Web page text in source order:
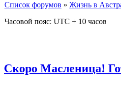
Список форумов » Жизнь в
Часовой пояс: UTC + 10 часов
Скоро Масленица!